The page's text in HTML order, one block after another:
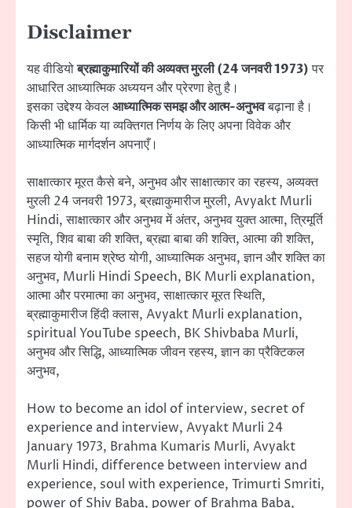
Disclaimer
यह वीडियोब्रह्माकुमारियों की अव्यक्त मुरली (24 जनवरी 1973)पर
आधारित आध्यात्मिक अध्ययन और प्रेरणा हेतु है।
इसका उद्देश्य केवलआध्यात्मिक समझ और आत्म-अनुभवबढ़ाना है।
किसी भी धार्मिक या व्यक्तिगत निर्णय के लिए अपना विवेक और
आध्यात्मिक मार्गदर्शन अपनाएँ।
साक्षात्कार मूरत कैसे बने, अनुभव और साक्षात्कार का रहस्य, अव्यक्त
मुरली 24 जनवरी 1973, ब्रह्माकुमारीज मुरली, Avyakt Murli
Hindi, साक्षात्कार और अनुभव में अंतर, अनुभव युक्त आत्मा, त्रिमूर्ति
स्मृति, शिव बाबा की शक्ति, ब्रह्मा बाबा की शक्ति, आत्मा की शक्ति,
सहज योगी बनाम श्रेष्ठ योगी, आध्यात्मिक अनुभव, ज्ञान और शक्ति का
अनुभव, Murli Hindi Speech, BK Murli explanation,
आत्मा और परमात्मा का अनुभव, साक्षात्कार मूरत स्थिति,
ब्रह्माकुमारीज हिंदी क्लास, Avyakt Murli explanation,
spiritual YouTube speech, BK Shivbaba Murli,
अनुभव और सिद्धि, आध्यात्मिक जीवन रहस्य, ज्ञान का प्रैक्टिकल
अनुभव,
How to become an idol of interview, secret of
experience and interview, Avyakt Murli 24
January 1973, Brahma Kumaris Murli, Avyakt
Murli Hindi, difference between interview and
experience, soul with experience, Trimurti Smriti,
power of Shiv Baba, power of Brahma Baba,